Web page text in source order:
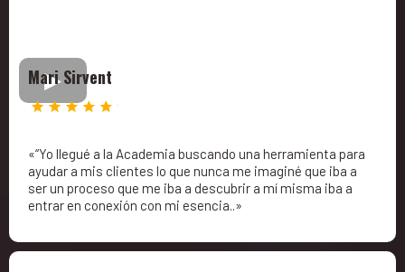
Mari Sirvent
«“Yo llegué a la Academia buscando una herramienta para
ayudar a mis clientes lo que nunca me imaginé que iba a
ser un proceso que me iba a descubrir a mí misma iba a
entrar en conexión con mi esencia..»